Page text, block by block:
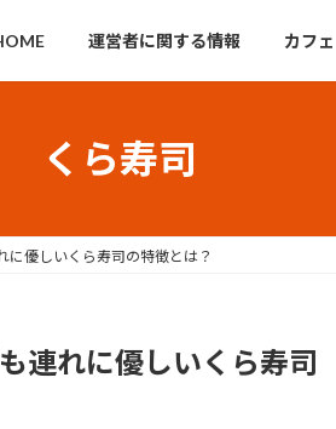
運営者に関する情報 カフェ
くら寿司
に優しいくら寿司の特徴とは？
連れに優しいくら寿司